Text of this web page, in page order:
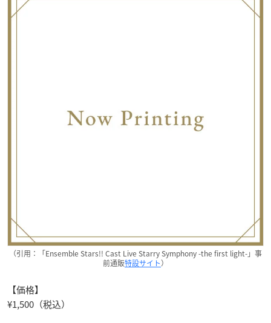
（引用：「Ensemble Stars!! Cast Live Starry Symphony -the first light-」事
前通販特設サイト）
【価格】
¥1,500（税込）